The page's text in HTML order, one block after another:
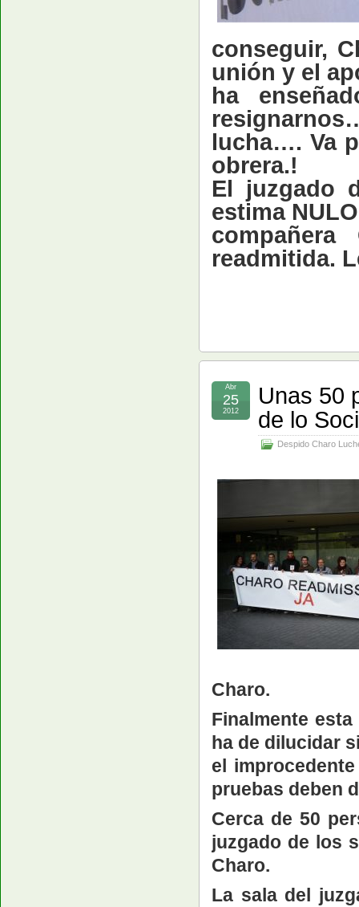
conseguir,
unión y el
ha
lucha…. Va
obrera.!
El juzgado
estima
readmitida.
Unas 50
de lo
Despido Charo
Abr
25
2012
Charo.
Finalmente
ha de dilucidar
el
pruebas deben
Cerca de 50
juzgado de los
Charo.
La sala del